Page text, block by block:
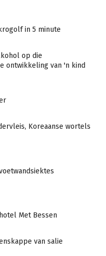
in 5 minute
op die
ontwikkeling van 'n kind
Koreaanse wortels
Met Bessen
van salie